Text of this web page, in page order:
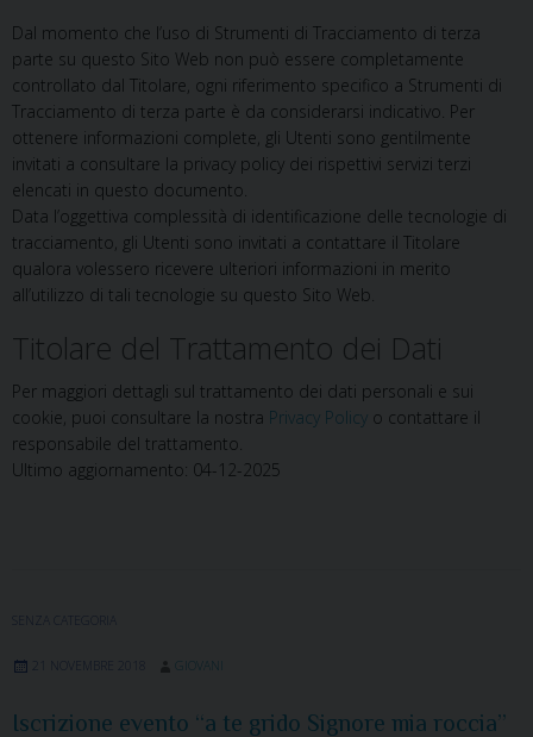
Dal momento che l’uso di Strumenti di Tracciamento di terza
parte su questo Sito Web non può essere completamente
controllato dal Titolare, ogni riferimento specifico a Strumenti di
Tracciamento di terza parte è da considerarsi indicativo. Per
ottenere informazioni complete, gli Utenti sono gentilmente
invitati a consultare la privacy policy dei rispettivi servizi terzi
elencati in questo documento.
Data l’oggettiva complessità di identificazione delle tecnologie di
tracciamento, gli Utenti sono invitati a contattare il Titolare
qualora volessero ricevere ulteriori informazioni in merito
all’utilizzo di tali tecnologie su questo Sito Web.
Titolare del Trattamento dei Dati
Per maggiori dettagli sul trattamento dei dati personali e sui
cookie, puoi consultare la nostra Privacy Policy o contattare il
responsabile del trattamento.
Ultimo aggiornamento: 04-12-2025
SENZA CATEGORIA
GIOVANI
Iscrizione evento “a te grido Signore mia roccia”